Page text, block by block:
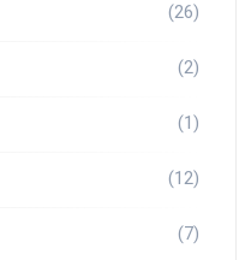
(26)
(2)
(1)
(12)
(7)